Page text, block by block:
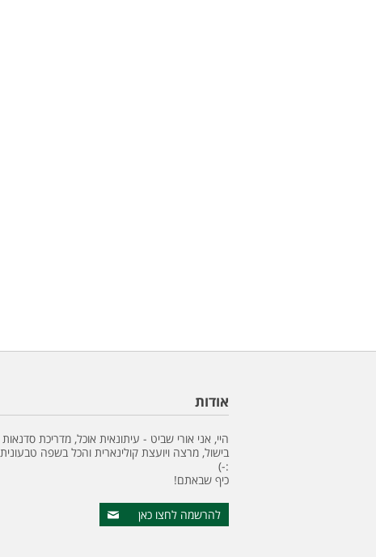
אודות
היי, אני אורי שביט - עיתונאית אוכל, מדריכת סדנאות
בישול, מרצה ויועצת קולינארית והכל בשפה טבעונית
:-)
כיף שבאתם!
להרשמה לחצו כאן